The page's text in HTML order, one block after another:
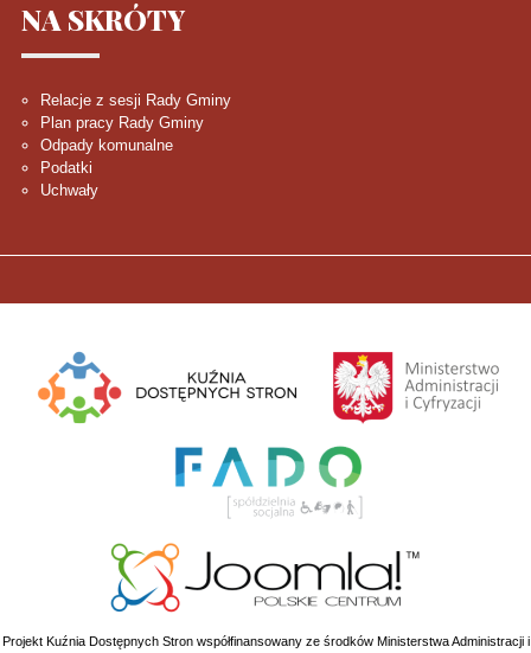
NA SKRÓTY
Relacje z sesji Rady Gminy
Plan pracy Rady Gminy
Odpady komunalne
Podatki
Uchwały
Projekt Kuźnia Dostępnych Stron współfinansowany ze środków Ministerstwa Administracji i